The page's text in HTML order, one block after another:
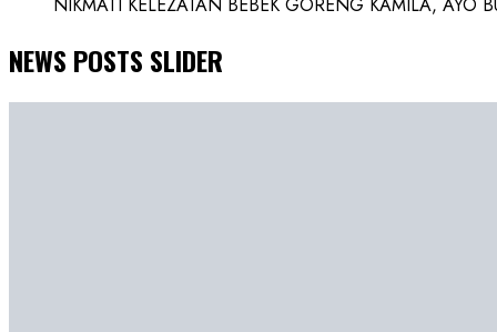
NIKMATI KELEZATAN BEBEK GORENG KAMILA, AYO
NEWS POSTS SLIDER